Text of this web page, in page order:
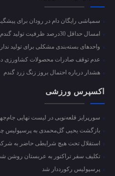
سمپاشی رایگان دام در رودان برای
امسال حداقل 30درصد ظرفیت تولید گندم دیم از بین رفت
واحد‌های بسته‌بندی مشکلی برای تولید
عدم توقف صادرات محصولات کشاورزی
هشدار درباره احتمال بروز زنگ زرد گندم
اکسپرس ورزشی
سورپرایز قلعه‌نویی در لیست نهایی
بازگشت یحیی گل‌محمدی به پرسپولیس
استقلال تحت هیچ شرایطی حاضر به
تکلیف سفر تراکتور به عربستان روشن
پرسپولیس رکورددار شد